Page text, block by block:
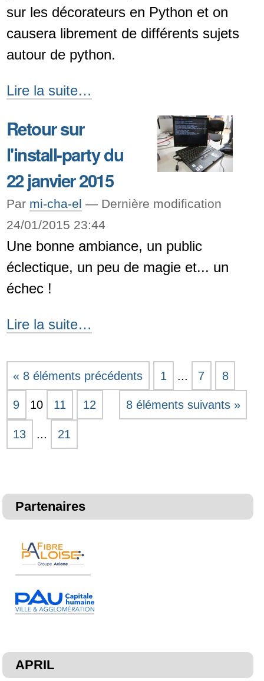
sur les décorateurs en Python et on
causera librement de différents sujets
autour de python.
afpyro
11
février
à
20h30
Lire la suite…
Retour sur
l'install-party du
22 janvier 2015
Par mi-cha-el — Dernière modification
24/01/2015 23:44
Une bonne ambiance, un public
éclectique, un peu de magie et... un
échec !
Retour
l'install-
party
du
22
janvier
-
Lire la suite…
« 8 éléments précédents
8 éléments suivants »
1 ... 7 8
9 10 11 12
13 ... 21
Partenaires
APRIL